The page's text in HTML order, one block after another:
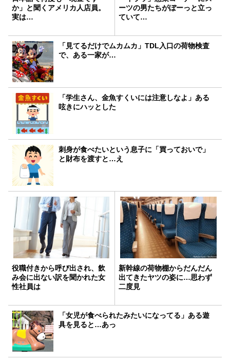
か」と聞くアメリカ人店員。
実は…
ーツの男たちがぼーっと立っ
ていて…
「見てるだけでムカムカ」TDL入口の荷物検査
で、ある一家が…
「学生さん、金魚すくいには注意しなよ」ある
呟きにハッとした
刺身が食べたいという息子に「買っておいで」
と財布を渡すと…え
役職付きから呼び出され、飲
み会に出ない訳を聞かれた女
性社員は
新幹線の荷物棚からだんだん
出てきたヤツの姿に…思わず
二度見
「女児が食べられたみたいになってる」ある遊
具を見ると…あっ